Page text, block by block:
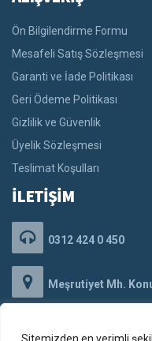
Ön Bilgilendirme Formu
Mesafeli Satış Sözleşmesi
Garanti ve İade Politikası
Geri Ödeme Politikası
Gizlilik ve Güvenlik
Üyelik Sözleşmesi
Teslimat Koşulları
İLETİŞİM
0312 424 0 450
Meşrutiyet Mh.